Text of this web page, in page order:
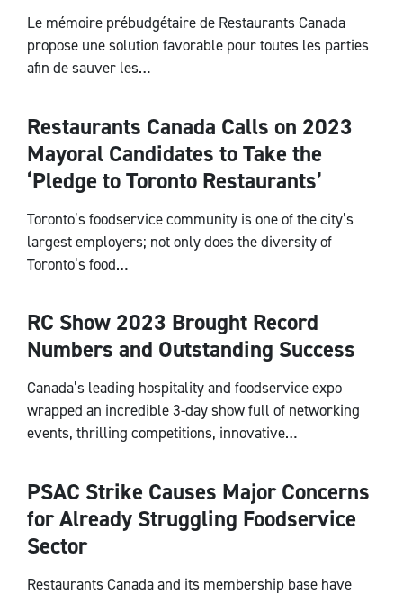
Le mémoire prébudgétaire de Restaurants Canada
propose une solution favorable pour toutes les parties
afin de sauver les…
National
Restaurants Canada Calls on 2023
Mayoral Candidates to Take the
‘Pledge to Toronto Restaurants’
Toronto’s foodservice community is one of the city’s
largest employers; not only does the diversity of
Toronto’s food…
National
RC Show 2023 Brought Record
Numbers and Outstanding Success
Canada’s leading hospitality and foodservice expo
wrapped an incredible 3-day show full of networking
events, thrilling competitions, innovative…
National
PSAC Strike Causes Major Concerns
for Already Struggling Foodservice
Sector
Restaurants Canada and its membership base have